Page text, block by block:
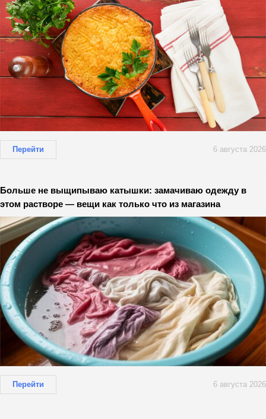
Перейти 6 августа 2026
Больше не выщипываю катышки: замачиваю одежду в
этом растворе — вещи как только что из магазина
Перейти 6 августа 2026